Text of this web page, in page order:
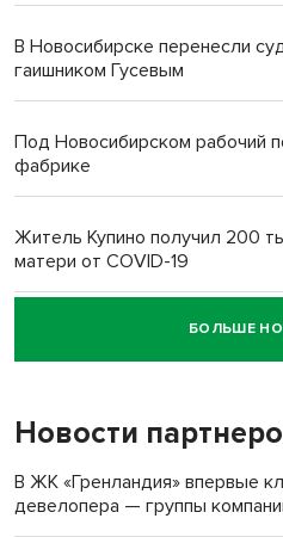
В Новосибирске перенесли
гаишником Гусевым
Под Новосибирском рабочий
фабрике
Житель Купино получил 200
матери от COVID-19
Новосибирский суд наказал
пенсионерки на вокзале
«Мы живём на пастбище!»: в
терроризируют жителей
Инвалид получил условный
БОЛЬШЕ
Новости
В ЖК «Гренландия» впервые
девелопера — группы